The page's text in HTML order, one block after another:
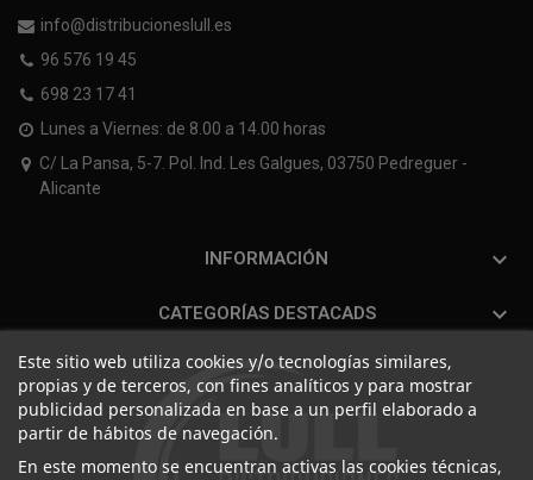
info@distribucioneslull.es
96 576 19 45
698 23 17 41
Lunes a Viernes: de 8.00 a 14.00 horas
C/ La Pansa, 5-7. Pol. Ind. Les Galgues, 03750 Pedreguer -
Alicante
INFORMACIÓN 
CATEGORÍAS DESTACADS 
Este sitio web utiliza cookies y/o tecnologías similares,
propias y de terceros, con fines analíticos y para mostrar
publicidad personalizada en base a un perfil elaborado a
partir de hábitos de navegación.
En este momento se encuentran activas las cookies técnicas,